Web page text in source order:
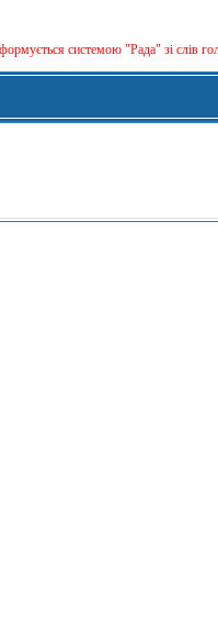
сиcтемою "Рада" зі слів